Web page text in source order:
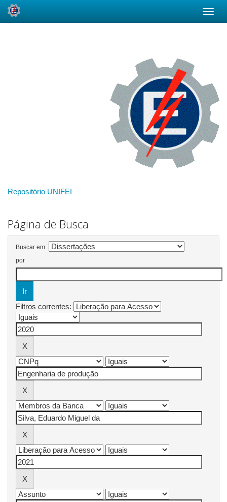
Repositório UNIFEI
Página de Busca
Buscar em:
por
Filtros correntes: